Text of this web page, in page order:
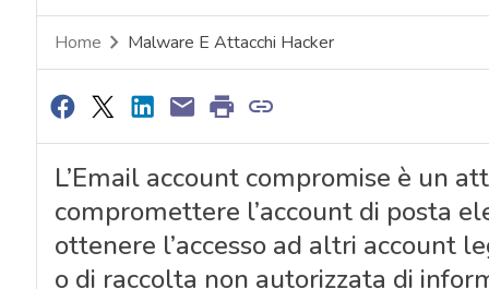
Home Malware E Attacchi Hacker
L’Email account compromise è un
compromettere l’account di posta
ottenere l’accesso ad altri account
o di raccolta non autorizzata di